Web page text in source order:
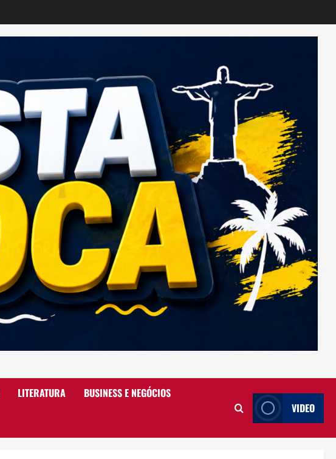
LITERATURA BUSINESS E NEGÓCIOS
VIDEO